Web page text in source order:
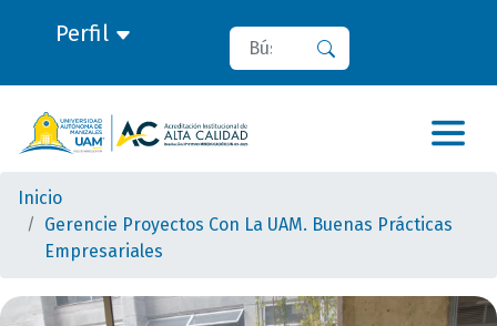
Perfil Buscar
Inicio
Gerencie Proyectos Con La UAM. Buenas Prácticas
Empresariales